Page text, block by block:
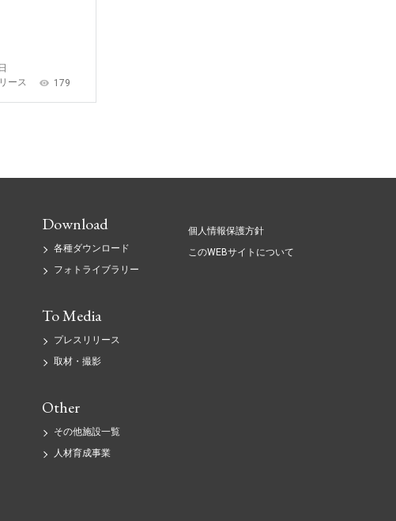
ース 179
Download
各種ダウンロード
フォトライブラリー
To Media
プレスリリース
取材・撮影
Other
その他施設一覧
人材育成事業
個人情報保護方針
このWEBサイトについて